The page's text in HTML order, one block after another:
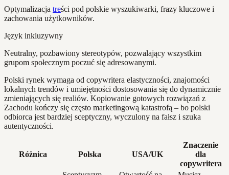
Optymalizacja treści pod polskie wyszukiwarki, frazy kluczowe i
zachowania użytkowników.
Język inkluzywny
Neutralny, pozbawiony stereotypów, pozwalający wszystkim
grupom społecznym poczuć się adresowanymi.
Polski rynek wymaga od copywritera elastyczności, znajomości
lokalnych trendów i umiejętności dostosowania się do dynamicznie
zmieniających się realiów. Kopiowanie gotowych rozwiązań z
Zachodu kończy się często marketingową katastrofą – bo polski
odbiorca jest bardziej sceptyczny, wyczulony na fałsz i szuka
autentyczności.
Różnica Polska USA/UK
Znaczenie
dla
copywritera